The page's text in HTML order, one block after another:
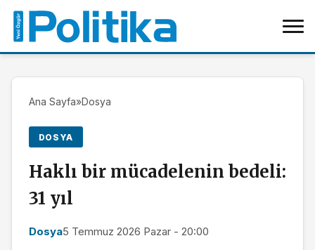
Ana Sayfa»Dosya
DOSYA
Haklı bir mücadelenin bedeli:
31 yıl
Dosya5 Temmuz 2026 Pazar - 20:00